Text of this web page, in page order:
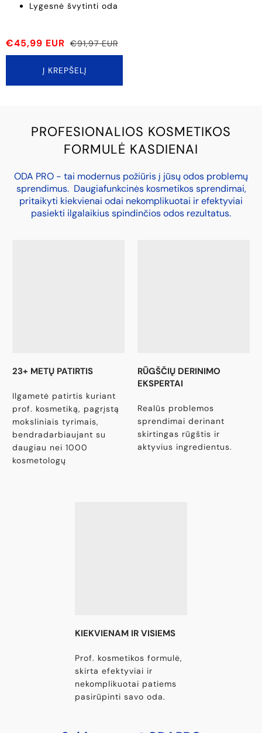
¡
Lygesnė švytinti oda
€45,99 EUR €91,97 EUR
Į KREPŠELĮ
PROFESIONALIOS KOSMETIKOS
FORMULĖ KASDIENAI
ODA PRO - tai modernus požiūris į jūsų odos problemų
sprendimus. Daugiafunkcinės kosmetikos sprendimai,
pritaikyti kiekvienai odai nekomplikuotai ir efektyviai
pasiekti ilgalaikius spindinčios odos rezultatus.
23+ METŲ PATIRTIS
Ilgametė patirtis kuriant
prof. kosmetiką, pagrįstą
moksliniais tyrimais,
bendradarbiaujant su
daugiau nei 1000
kosmetologų
RŪGŠČIŲ DERINIMO
EKSPERTAI
Realūs problemos
sprendimai derinant
skirtingas rūgštis ir
aktyvius ingredientus.
KIEKVIENAM IR VISIEMS
Prof. kosmetikos formulė,
skirta efektyviai ir
nekomplikuotai patiems
pasirūpinti savo oda.